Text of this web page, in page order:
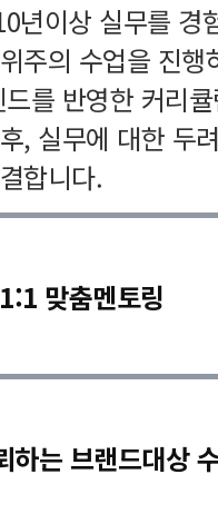
년이상 실무를 경
주의 수업을 진
를 반영한 커리
, 실무에 대한 두
합니다.
맞춤멘토링
하는 브랜드대상